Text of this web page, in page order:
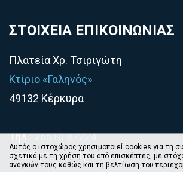
ΣΤΟΙΧΕΙΑ ΕΠΙΚΟΙΝΩΝΙΑΣ
Πλατεία Χρ. Τσιριγώτη
Κτίριο «Γαληνός»
49132 Κέρκυρα
Τηλ.:26610 87224
Email:pms_sot@ionio.gr
Αυτός ο ιστοχώρος χρησιμοποιεί cookies για τη
σχετικά με τη χρήση του από επισκέπτες, με
αναγκών τους καθώς και τη βελτίωση του